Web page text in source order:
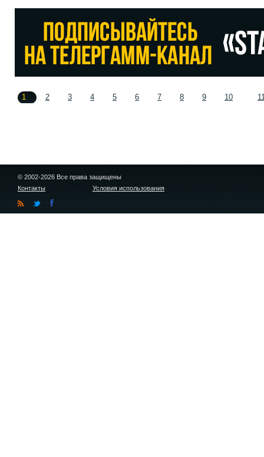
1 2 3 4 5 6 7 8 9 10
© 2002-2026 Все права защищены
Контакты
Условия использования